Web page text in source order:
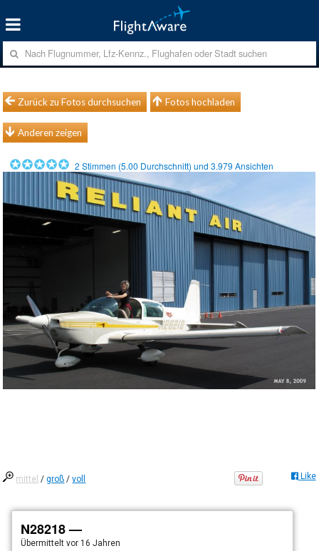
Zurück zu Fotos durchsuchen Fotos hochladen
Anderen zeigen
2 Stimmen (5.00 Durchschnitt) und3.979 Ansichten
mittel /groß /voll Like
N28218 —
Übermitteltvor 16 Jahren